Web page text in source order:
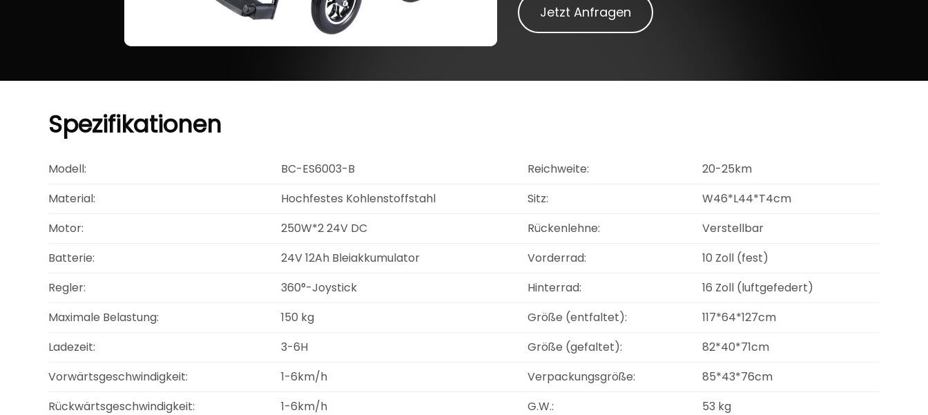
Jetzt Anfragen
Spezifikationen
Modell: BC-ES6003-B Reichweite:
20-25km
Material:
Hochfestes Kohlenstoffstahl Sitz:
W46*L44*T4cm
Motor:
250W*2 24V DC Rückenlehne:
Verstellbar
Batterie:
24V 12Ah Bleiakkumulator Vorderrad:
10 Zoll (fest)
Regler:
360°-Joystick Hinterrad:
16 Zoll (luftgefedert)
Maximale Belastung:
150 kg Größe (entfaltet):
117*64*127cm
Ladezeit:
3-6H Größe (gefaltet):
82*40*71cm
Vorwärtsgeschwindigkeit:
1-6km/h Verpackungsgröße:
85*43*76cm
Rückwärtsgeschwindigkeit:
1-6km/h G.W.:
53 kg